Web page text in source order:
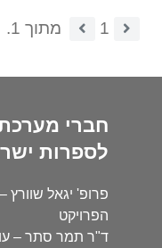
1 מתוך 1.
חברי
לספרות
פרופ' יגאל שוורץ
הפרויקט
ד"ר תמר סתר –